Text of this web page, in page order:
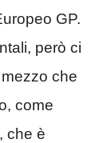
GP.
però ci
che
come
che è